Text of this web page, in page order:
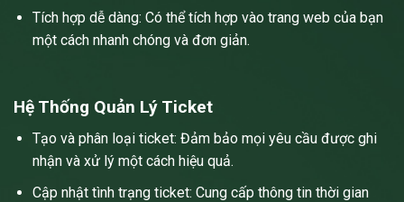
Tích hợp dễ dàng: Có thể tích hợp vào trang web của bạn
một cách nhanh chóng và đơn giản.
Hệ Thống Quản Lý Ticket
Tạo và phân loại ticket: Đảm bảo mọi yêu cầu được ghi
nhận và xử lý một cách hiệu quả.
Cập nhật tình trạng ticket: Cung cấp thông tin thời gian